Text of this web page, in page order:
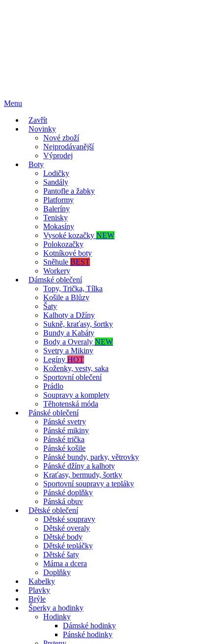
Menu
Zavřít
Novinky
Nové zboží
Nejprodávanější
Výprodej
Boty
Lodičky
Sandály
Pantofle a žabky
Platformy
Baleríny
Tenisky
Mokasíny
Vysoké kozačky NEW
Polokozačky
Kotníkové boty
Sněhule BEST
Workery
Dámské oblečení
Topy, Trička, Tílka
Košile a Blůzy
Šaty
Kalhoty a Džíny
Sukně, kraťasy, šortky
Bundy a Kabáty
Body a Overaly NEW
Svetry a Mikiny
Legíny HOT
Koženky, vesty, saka
Sportovní oblečení
Prádlo
Soupravy a komplety
Těhotenská móda
Pánské oblečení
Pánské svetry
Pánské mikiny
Pánské trička
Pánské košile
Pánské bundy, parky, větrovky
Pánské džíny a kalhoty
Kraťasy, bermudy, šortky
Sportovní soupravy a tepláky
Pánské doplňky
Pánská obuv
Dětské oblečení
Dětské soupravy
Dětské overaly
Dětské body
Dětské tepláčky
Dětské šaty
Máma a dcera
Doplňky
Kabelky
Plavky
Brýle
Šperky a hodinky
Hodinky
Dámské hodinky
Pánské hodinky